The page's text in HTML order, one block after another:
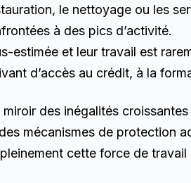
le nettoyage ou les
à des pics d’activité.
et leur travail est
d’accès au crédit, à la
des inégalités
mécanismes de protection
cette force de